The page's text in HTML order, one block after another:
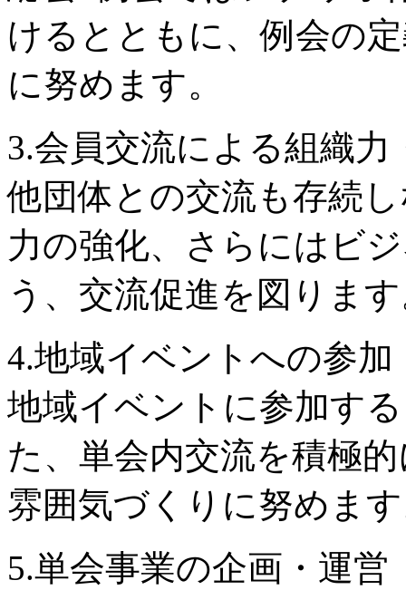
けるとともに、例会の
に努めます。
3.会員交流による組織力
他団体との交流も存続
力の強化、さらにはビ
う、交流促進を図りま
4.地域イベントへの参加
地域イベントに参加す
た、単会内交流を積極
雰囲気づくりに努めま
5.単会事業の企画・運営